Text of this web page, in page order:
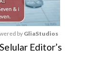
M
by GliaStudios
Editor’s